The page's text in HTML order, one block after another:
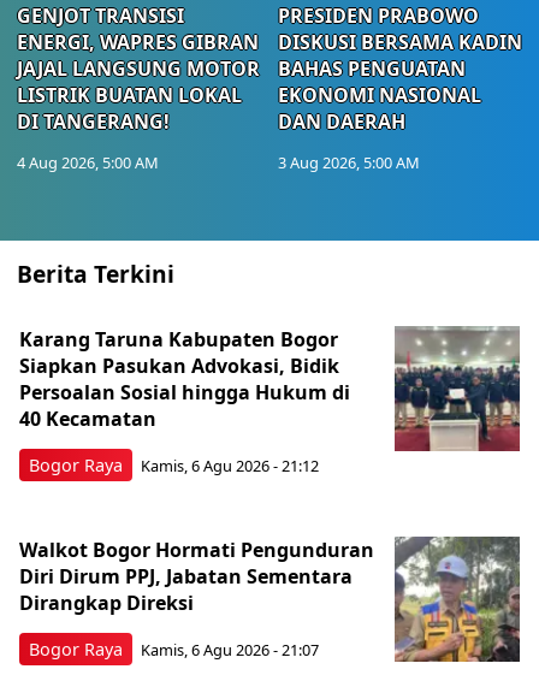
GENJOT TRANSISI
ENERGI, WAPRES GIBRAN
JAJAL LANGSUNG MOTOR
LISTRIK BUATAN LOKAL
DI TANGERANG!
4 Aug 2026, 5:00 AM
PRESIDEN PRABOWO
DISKUSI BERSAMA KADIN
BAHAS PENGUATAN
EKONOMI NASIONAL
DAN DAERAH
3 Aug 2026, 5:00 AM
Berita Terkini
Bogor Raya
Karang Taruna Kabupaten Bogor
Siapkan Pasukan Advokasi, Bidik
Persoalan Sosial hingga Hukum di
40 Kecamatan
Kamis, 6 Agu 2026 - 21:12
Bogor Raya
Walkot Bogor Hormati Pengunduran
Diri Dirum PPJ, Jabatan Sementara
Dirangkap Direksi
Kamis, 6 Agu 2026 - 21:07